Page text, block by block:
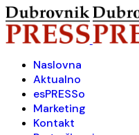
Naslovna
Aktualno
esPRESSo
Marketing
Kontakt